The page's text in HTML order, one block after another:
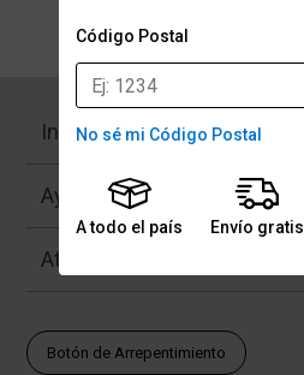
Código Postal
No sé mi Código Postal
A todo el país Envío gratis
Institucional
Ayuda
Atención al Cliente
Botón de Arrepentimiento